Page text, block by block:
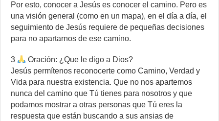
Por esto, conocer a Jesús es conocer el camino. Pero es
una visión general (como en un mapa), en el día a día, el
seguimiento de Jesús requiere de pequeñas decisiones
para no apartarnos de ese camino.
3
Oración: ¿Que le digo a Dios?
Jesús permítenos reconocerte como Camino, Verdad y
Vida para nuestra existencia. Que no nos apartemos
nunca del camino que Tú tienes para nosotros y que
podamos mostrar a otras personas que Tú eres la
respuesta que están buscando a sus ansias de